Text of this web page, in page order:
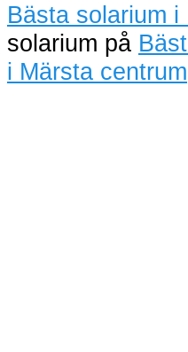
Bästa solarium i
solarium på
i Märsta centrum